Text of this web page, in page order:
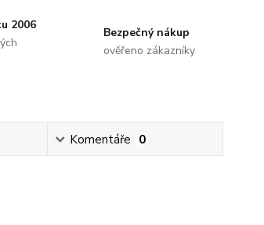
2006
Bezpečný nákup
ověřeno zákazníky
Komentáře 0